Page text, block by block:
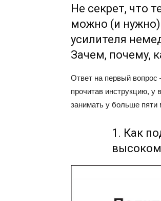
Не секрет, что
можно (и
усилителя
Зачем, почему,
Ответ на первый вопрос
прочитав инструкцию, у
занимать у больше пяти
1. Как